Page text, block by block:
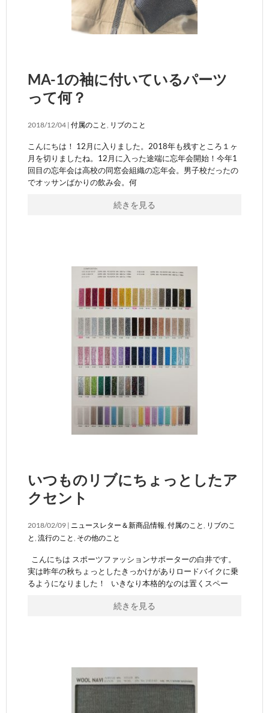
MA-1の袖に付いているパーツ
って何？
2018/12/04 | 付属のこと リブのこと
こんにちは！ 12月に入りました。2018年も残すところ１ヶ
月を切りましたね。12月に入った途端に忘年会開始！今年1
回目の忘年会は高校の同窓会組織の忘年会。男子校だったの
でオッサンばかりの飲み会。何
続きを見る
いつものリブにちょっとしたア
クセント
2018/02/09 | ニュースレター＆新商品情報 付属のこと リブのこ
と 流行のこと その他のこと
こんにちは スポーツファッションサポーターの白井です。
実は昨年の秋ちょっとしたきっかけがありロードバイクに乗
るようになりました！ いきなり本格的なのは置くスペー
続きを見る